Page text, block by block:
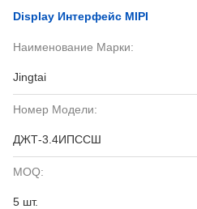
Display Интерфейс MIPI
Наименование Марки:
Jingtai
Номер Модели:
ДЖТ-3.4ИПССШ
MOQ:
5 шт.